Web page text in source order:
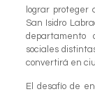
lograr proteger
San Isidro
departamento
sociales
convertirá en
El desafío de